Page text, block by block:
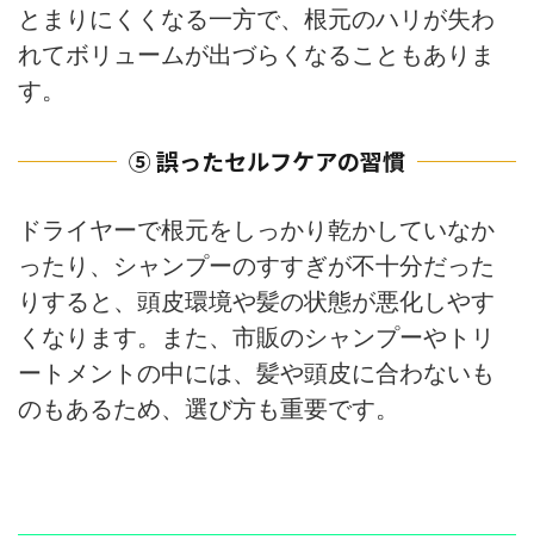
とまりにくくなる一方で、根元のハリが失わ
れてボリュームが出づらくなることもありま
す。
⑤ 誤ったセルフケアの習慣
ドライヤーで根元をしっかり乾かしていなか
ったり、シャンプーのすすぎが不十分だった
りすると、頭皮環境や髪の状態が悪化しやす
くなります。また、市販のシャンプーやトリ
ートメントの中には、髪や頭皮に合わないも
のもあるため、選び方も重要です。